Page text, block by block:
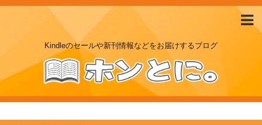
Kindleのセールや新刊情報などをお届けするブログ